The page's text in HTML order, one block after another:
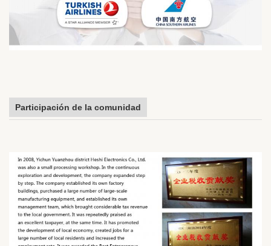
Participación de la comunidad